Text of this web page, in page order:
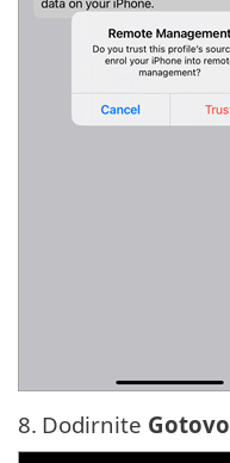
8. Dodirnite Gotovo